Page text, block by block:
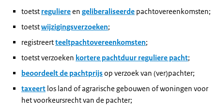
toetst reguliereen geliberaliseerde pachtovereenkomsten;
toetstwijzigingsverzoeken;
registreertteeltpachtovereenkomsten;
toetst verzoeken kortere pachtduur reguliere pacht;
beoordeelt de pachtprijsop verzoek van (ver)pachter;
taxeert los land of agrarische gebouwen of woningen voor
het voorkeursrecht van de pachter;